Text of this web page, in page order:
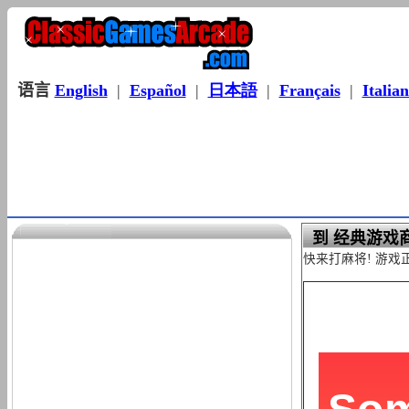
语言 English| Español| 日本語| Français|
到 经典游戏
快来打麻将! 游戏